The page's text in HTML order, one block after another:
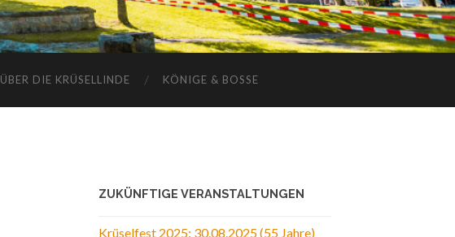
ÜBER DIE KRÜSELLINDE KÖNIGE & BOSSE
ZUKÜNFTIGE VERANSTALTUNGEN
Krüselfest 2025: 30.08.2025 (55 Jahre)